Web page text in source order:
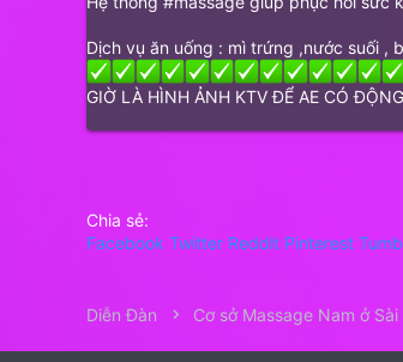
Dịch vụ ăn uống : mì trứng ,nước suối ,
GIỜ LÀ HÌNH ẢNH KTV ĐỂ AE CÓ
Chia sẻ:
Facebook Twitter Reddit Pinterest
Diễn Đàn